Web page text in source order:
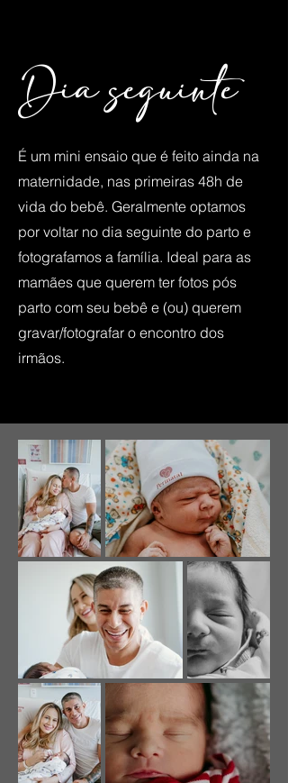
Dia seguinte
É um mini ensaio que é feito ainda na
maternidade, nas primeiras 48h de
vida do bebê. Geralmente optamos
por voltar no dia seguinte do parto e
fotografamos a família. Ideal para as
mamães que querem ter fotos pós
parto com seu bebê e (ou) querem
gravar/fotografar o encontro dos
irmãos.